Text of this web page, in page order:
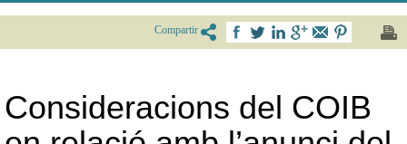
Compartir
Consideracions del COIB